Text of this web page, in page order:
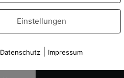
Einstellungen
Datenschutz Impressum